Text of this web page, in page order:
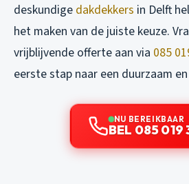
deskundige dakdekkers in Delft
het maken van de juiste keuze.
vrijblijvende offerte aan via 085
eerste stap naar een duurzaam
NU BEREIKBAAR
BEL 085 019